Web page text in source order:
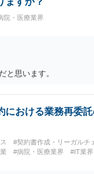
院・医療業界
と思います。
における業務再委
#契約書作成・リーガルチ
#病院・医療業界 #IT業界